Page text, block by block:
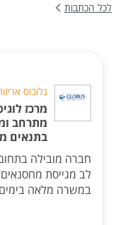
לכל הכתבות
גלובוס
מרכז
מתרחב
בתנאים
חברה מובילה
לב מגייסת
במשרה מלאה